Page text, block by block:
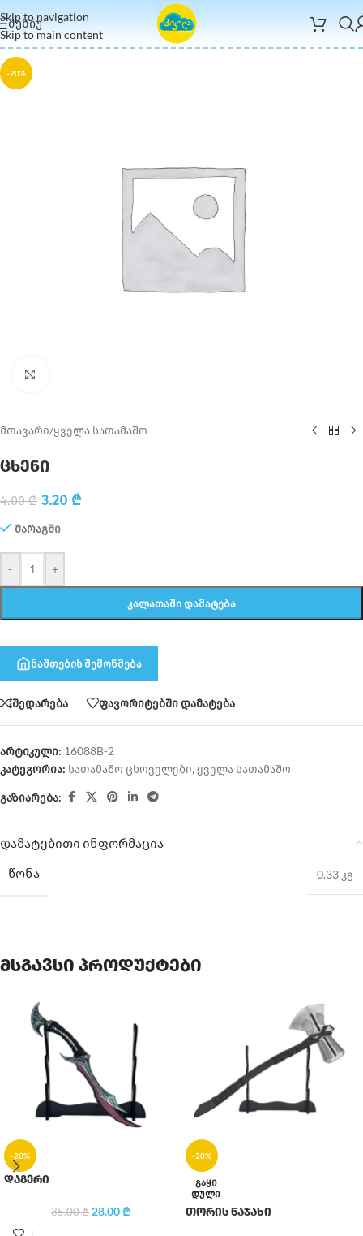
Skip to navigation
Skip to main content
ᲛᲔᲜᲘᲣ
-20%
მთავარი/ყველა სათამაშო
ცხენი
4.00₾ 3.20 ₾
მარაგში
- +
ᲙᲐᲚᲐᲗᲐᲨᲘ ᲓᲐᲛᲐᲢᲔᲑᲐ
ნაშთების შემოწმება
შედარება ფავორიტებში დამატება
არტიკული: 16088B-2
კატეგორია: სათამაშო ცხოველები, ყველა სათამაშო
გაზიარება:
დამატებითი ინფორმაცია
ᲬᲝᲜᲐ
0.33 კგ
მსგავსი პროდუქტები
-20%
დაგერი
35.00₾ 28.00₾
-20%
ᲒᲐᲧᲘ
ᲓᲣᲚᲘ
თორის ნაჯახი